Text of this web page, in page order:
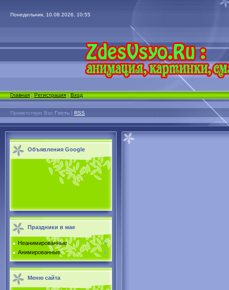
Понедельник, 10.08.2026, 10:55
Главная|Регистрация|Вход
Приветствую Вас Гость | RSS
Объявления Google
Праздники в мае
Неанимированные
Анимированные
Меню сайта